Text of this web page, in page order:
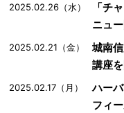
2025.02.26（水）
「チ
ニュ
2025.02.21（金）
城南
講座
2025.02.17（月）
ハー
フィ